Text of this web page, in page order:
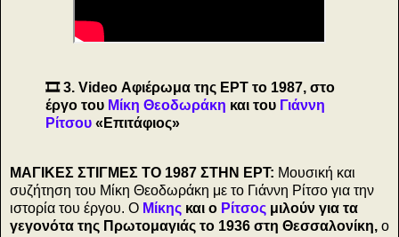
🎞️ 3. Video Αφιέρωμα της ΕΡΤ το 1987, στο
έργο του Μίκη Θεοδωράκη και του Γιάννη
Ρίτσου «Επιτάφιος»
ΜΑΓΙΚΕΣ ΣΤΙΓΜΕΣ ΤΟ 1987 ΣΤΗΝ ΕΡΤ: Μουσική και
συζήτηση του Μίκη Θεοδωράκη με το Γιάννη Ρίτσο για την
ιστορία του έργου. Ο Μίκης και ο Ρίτσος μιλούν για τα
γεγονότα της Πρωτομαγιάς το 1936 στη Θεσσαλονίκη, ο